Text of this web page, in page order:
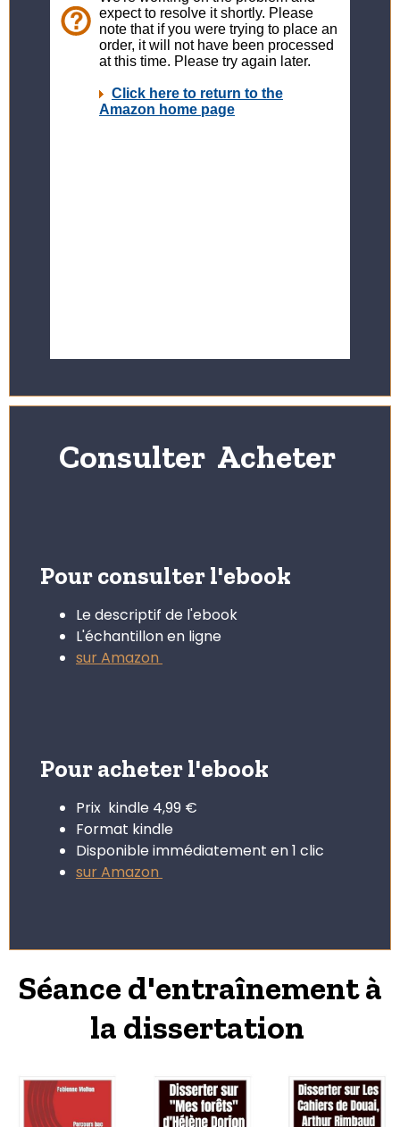
Consulter Acheter
Pour consulter l'ebook
Le descriptif de l'ebook
L'échantillon en ligne
sur Amazon
Pour acheter l'ebook
Prix kindle 4,99 €
Format kindle
Disponible immédiatement en 1 clic
sur Amazon
Séance d'entraînement à
la dissertation